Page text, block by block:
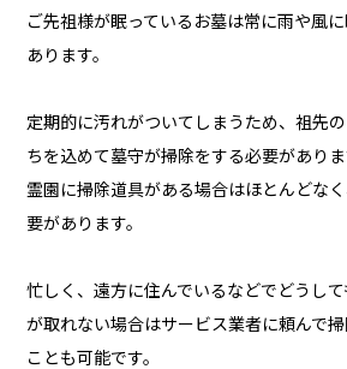
ご先祖様が眠っているお墓は常に雨や風
あります。
定期的に汚れがついてしまうため、祖先
ちを込めて墓守が掃除をする必要がありま
霊園に掃除道具がある場合はほとんどな
要があります。
忙しく、遠方に住んでいるなどでどうし
が取れない場合はサービス業者に頼んで
ことも可能です。